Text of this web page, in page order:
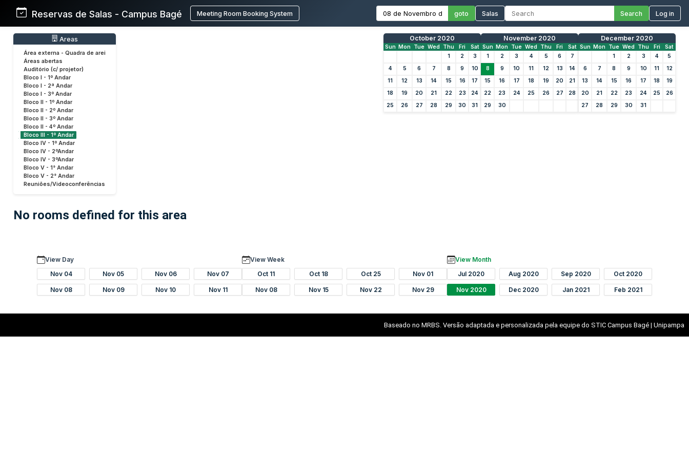
Reservas de Salas - Campus Bagé Meeting Room Booking System goto Salas Search Log in
Areas
Área externa - Quadra de arei
Áreas abertas
Auditório (c/ projetor)
Bloco I - 1º Andar
Bloco I - 2ª Andar
Bloco I - 3º Andar
Bloco II - 1º Andar
Bloco II - 2º Andar
Bloco II - 3º Andar
Bloco II - 4º Andar
Bloco III - 1º Andar
Bloco IV - 1º Andar
Bloco IV - 2ºAndar
Bloco IV - 3ºAndar
Bloco V - 1° Andar
Bloco V - 2° Andar
Reuniões/Videoconferências
October 2020
Sun Mon Tue Wed Thu Fri
Sat
1
2
3
4
5 6 7 8 9
10
11
12 13 14 15 16
17
18
19 20 21 22 23
24
25
26 27 28 29 30 31
November 2020
Sun Mon Tue Wed Thu Fri
Sat
1
2 3 4 5 6
7
8
9 10 11 12 13
14
15
16 17 18 19 20
21
22
23 24 25 26 27
28
29
30
December 2020
Sun Mon Tue Wed Thu Fri
Sat
1
2 3 4
5
6
7 8 9 10 11
12
13
14 15 16 17 18
19
20
21 22 23 24 25
26
27
28 29 30 31
No rooms defined for this area
View Day
Nov 04
Nov 05 Nov 06 Nov 07
Nov 08 Nov 09 Nov 10 Nov 11
View Week
Oct 11
Oct 18 Oct 25 Nov 01
Nov 08 Nov 15 Nov 22 Nov 29
View Month
Jul 2020
Aug 2020 Sep 2020 Oct 2020
Nov 2020 Dec 2020 Jan 2021 Feb 2021
Baseado no MRBS. Versão adaptada e personalizada pela equipe do STIC Campus Bagé | Unipampa